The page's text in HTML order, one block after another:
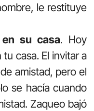
le restituye
su casa. Hoy
casa. El invitar a
amistad, pero el
se hacía cuando
Zaqueo bajó